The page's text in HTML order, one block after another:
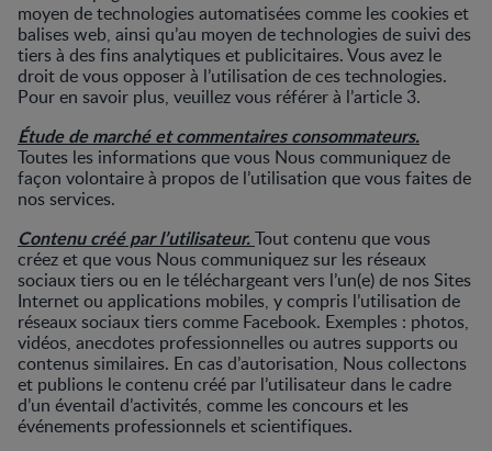
moyen de technologies automatisées comme les cookies et
balises web, ainsi qu’au moyen de technologies de suivi des
tiers à des fins analytiques et publicitaires. Vous avez le
droit de vous opposer à l’utilisation de ces technologies.
Pour en savoir plus, veuillez vous référer à l’article 3.
Étude de marché et commentaires consommateurs.
Toutes les informations que vous Nous communiquez de
façon volontaire à propos de l’utilisation que vous faites de
nos services.
Contenu créé par l’utilisateur.Tout contenu que vous
créez et que vous Nous communiquez sur les réseaux
sociaux tiers ou en le téléchargeant vers l’un(e) de nos Sites
Internet ou applications mobiles, y compris l’utilisation de
réseaux sociaux tiers comme Facebook. Exemples : photos,
vidéos, anecdotes professionnelles ou autres supports ou
contenus similaires. En cas d’autorisation, Nous collectons
et publions le contenu créé par l’utilisateur dans le cadre
d’un éventail d’activités, comme les concours et les
événements professionnels et scientifiques.